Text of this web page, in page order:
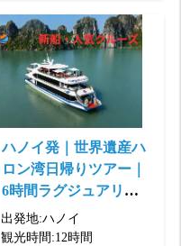
ハノイ発｜世界遺産ハ
ロン湾日帰りツアー｜
6時間ラグジュアリー
クルーズ＜日本語ガイ
ド・ホテル送 ...
出発地:ハノイ
観光時間:12時間